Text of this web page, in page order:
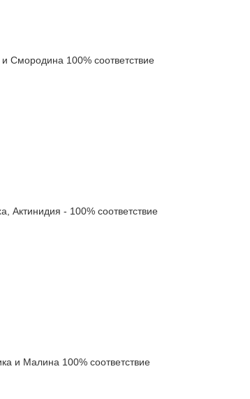
100% соответствие
- 100% соответствие
Малина 100% соответствие